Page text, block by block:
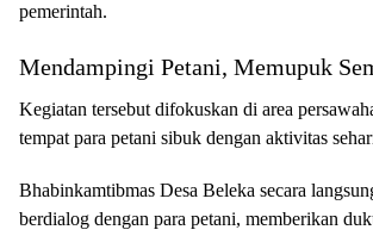
pemerintah.
Mendampingi Petani, Memupuk
Kegiatan tersebut difokuskan di area
tempat para petani sibuk dengan aktivitas
Bhabinkamtibmas Desa Beleka secara
berdialog dengan para petani, memberikan